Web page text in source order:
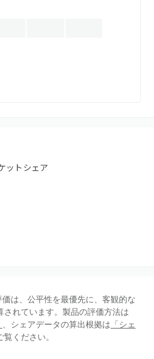
ットシェア
は、公平性を最優先に、客観的な
されています。製品の評価方法は
、シェアデータの算出根拠は 「シェ
覧ください。